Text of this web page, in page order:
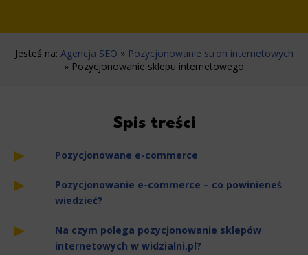
Jesteś na: Agencja SEO » Pozycjonowanie stron internetowych
» Pozycjonowanie sklepu internetowego
Spis treści
Pozycjonowane e-commerce
Pozycjonowanie e-commerce – co powinieneś
wiedzieć?
Na czym polega pozycjonowanie sklepów
internetowych w widzialni.pl?